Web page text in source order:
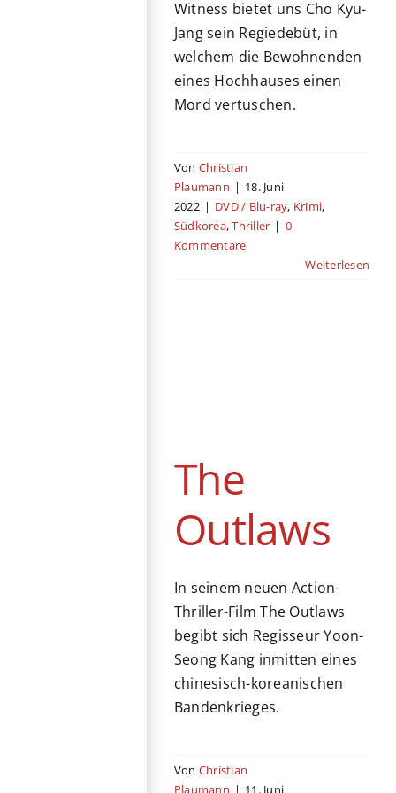
Witness bietet uns Cho Kyu-
Jang sein Regiedebüt, in
welchem die Bewohnenden
eines Hochhauses einen
Mord vertuschen.
Von Christian
Plaumann | 18. Juni
2022 | DVD / Blu-ray, Krimi,
Südkorea,Thriller | 0
Kommentare
Weiterlesen
The
Outlaws
In seinem neuen Action-
Thriller-Film The Outlaws
begibt sich Regisseur Yoon-
Seong Kang inmitten eines
chinesisch-koreanischen
Bandenkrieges.
Von Christian
Plaumann | 11. Juni